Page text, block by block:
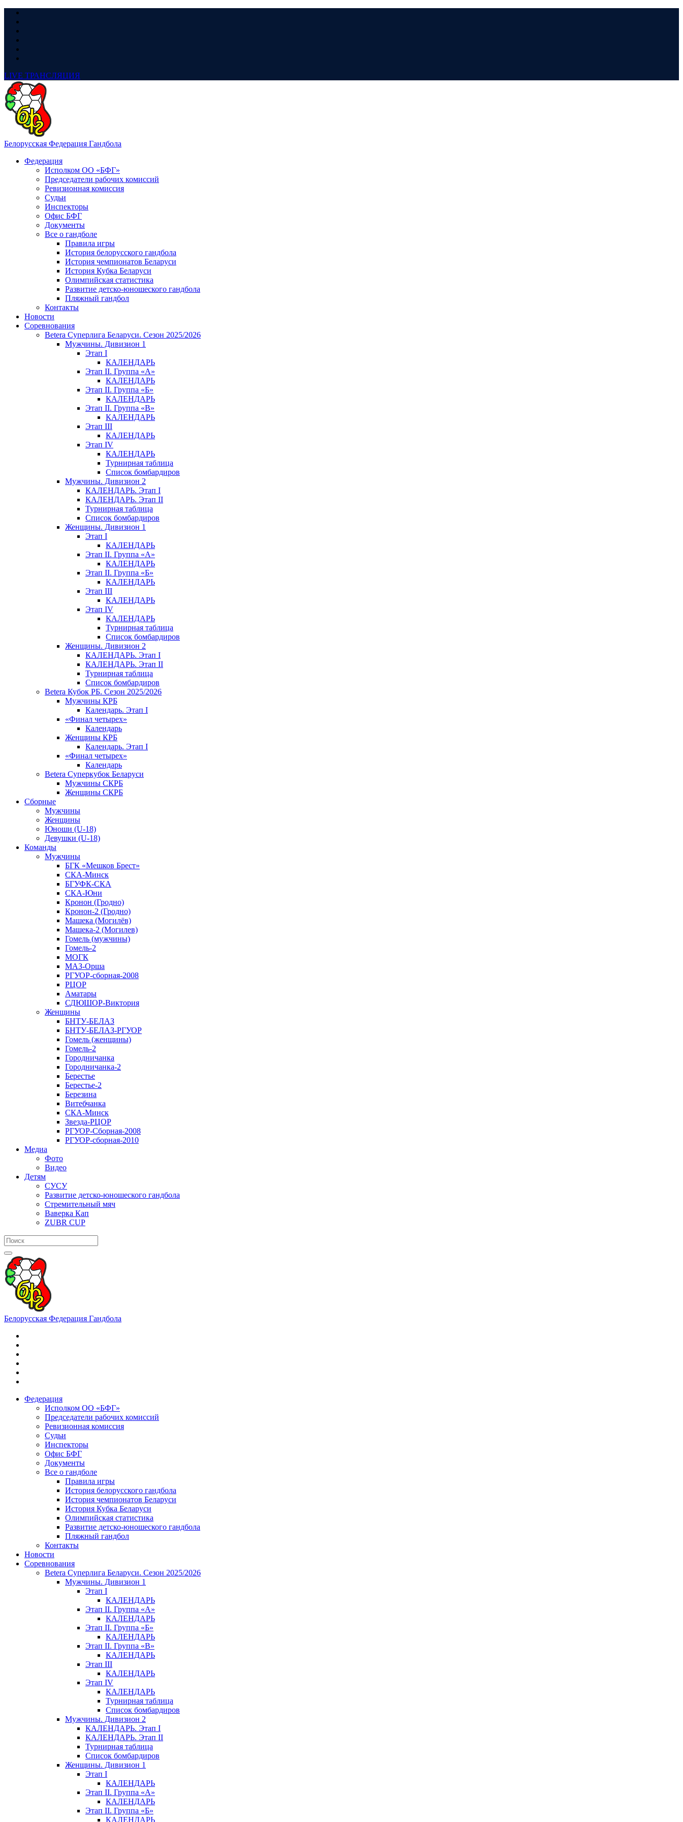
LIVE ТРАНСЛЯЦИЯ
Белорусская Федерация Гандбола
Федерация
Исполком ОО «БФГ»
Председатели рабочих комиссий
Ревизионная комиссия
Судьи
Инспекторы
Офис БФГ
Документы
Все о гандболе
Правила игры
История белорусского гандбола
История чемпионатов Беларуси
История Кубка Беларуси
Олимпийская статистика
Развитие детско-юношеского гандбола
Пляжный гандбол
Контакты
Новости
Соревнования
Betera Суперлига Беларуси. Сезон 2025/2026
Мужчины. Дивизион 1
Этап I
КАЛЕНДАРЬ
Этап II. Группа «А»
КАЛЕНДАРЬ
Этап II. Группа «Б»
КАЛЕНДАРЬ
Этап II. Группа «В»
КАЛЕНДАРЬ
Этап III
КАЛЕНДАРЬ
Этап IV
КАЛЕНДАРЬ
Турнирная таблица
Список бомбардиров
Мужчины. Дивизион 2
КАЛЕНДАРЬ. Этап I
КАЛЕНДАРЬ. Этап II
Турнирная таблица
Список бомбардиров
Женщины. Дивизион 1
Этап I
КАЛЕНДАРЬ
Этап II. Группа «А»
КАЛЕНДАРЬ
Этап II. Группа «Б»
КАЛЕНДАРЬ
Этап III
КАЛЕНДАРЬ
Этап IV
КАЛЕНДАРЬ
Турнирная таблица
Список бомбардиров
Женщины. Дивизион 2
КАЛЕНДАРЬ. Этап I
КАЛЕНДАРЬ. Этап II
Турнирная таблица
Список бомбардиров
Betera Кубок РБ. Сезон 2025/2026
Мужчины КРБ
Календарь. Этап I
«Финал четырех»
Календарь
Женщины КРБ
Календарь. Этап I
«Финал четырех»
Календарь
Betera Суперкубок Беларуси
Мужчины СКРБ
Женщины СКРБ
Сборные
Мужчины
Женщины
Юноши (U-18)
Девушки (U-18)
Команды
Мужчины
БГК «Мешков Брест»
СКА-Минск
БГУФК-СКА
СКА-Юни
Кронон (Гродно)
Кронон-2 (Гродно)
Машека (Могилёв)
Машека-2 (Могилев)
Гомель (мужчины)
Гомель-2
МОГК
МАЗ-Орша
РГУОР-сборная-2008
РЦОР
Аматары
СДЮШОР-Виктория
Женщины
БНТУ-БЕЛАЗ
БНТУ-БЕЛАЗ-РГУОР
Гомель (женщины)
Гомель-2
Городничанка
Городничанка-2
Берестье
Берестье-2
Березина
Витебчанка
СКА-Минск
Звезда-РЦОР
РГУОР-Сборная-2008
РГУОР-сборная-2010
Медиа
Фото
Видео
Детям
СУСУ
Развитие детско-юношеского гандбола
Стремительный мяч
Ваверка Кап
ZUBR CUP
Белорусская Федерация Гандбола
Федерация
Исполком ОО «БФГ»
Председатели рабочих комиссий
Ревизионная комиссия
Судьи
Инспекторы
Офис БФГ
Документы
Все о гандболе
Правила игры
История белорусского гандбола
История чемпионатов Беларуси
История Кубка Беларуси
Олимпийская статистика
Развитие детско-юношеского гандбола
Пляжный гандбол
Контакты
Новости
Соревнования
Betera Суперлига Беларуси. Сезон 2025/2026
Мужчины. Дивизион 1
Этап I
КАЛЕНДАРЬ
Этап II. Группа «А»
КАЛЕНДАРЬ
Этап II. Группа «Б»
КАЛЕНДАРЬ
Этап II. Группа «В»
КАЛЕНДАРЬ
Этап III
КАЛЕНДАРЬ
Этап IV
КАЛЕНДАРЬ
Турнирная таблица
Список бомбардиров
Мужчины. Дивизион 2
КАЛЕНДАРЬ. Этап I
КАЛЕНДАРЬ. Этап II
Турнирная таблица
Список бомбардиров
Женщины. Дивизион 1
Этап I
КАЛЕНДАРЬ
Этап II. Группа «А»
КАЛЕНДАРЬ
Этап II. Группа «Б»
КАЛЕНДАРЬ